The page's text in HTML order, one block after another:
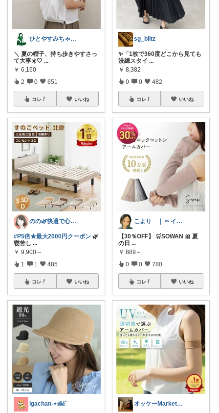
ひとやすみちゃん＊シンプルひとり暮らし
＼ 夏の帽子、持ち歩きやすさっ
て大事☀️🤍 ...
￥ 6,160
2 0 651
コレ いいね
のの🌿快適で心地よい暮らし♡
#P5倍★最大2000円クーポン 🌿
寝苦し ...
￥ 9,900～
1 1 485
コレ いいね
igachan˖⋆𓊝ﾟ
sg_blitz
✨「1枚で360度どこから見ても
洗練スタイ ...
￥ 8,382
0 0 482
コレ いいね
こより ｜ ∞ イヤイライケレ ∞
【30％OFF】 🛒SOWAN 🎀 夏
の日 ...
￥ 889～
0 0 780
コレ いいね
オッケーMarket🎀🛒